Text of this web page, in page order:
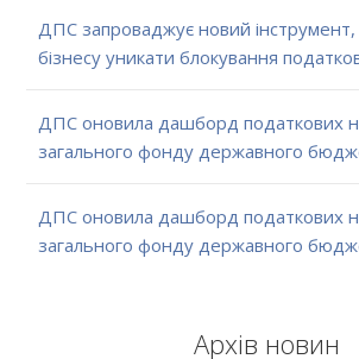
ДПС запроваджує новий
бізнесу уникати блокування
ДПС оновила дашборд податкових
загального фонду державного
ДПС оновила дашборд податкових
загального фонду державного
Архів новин